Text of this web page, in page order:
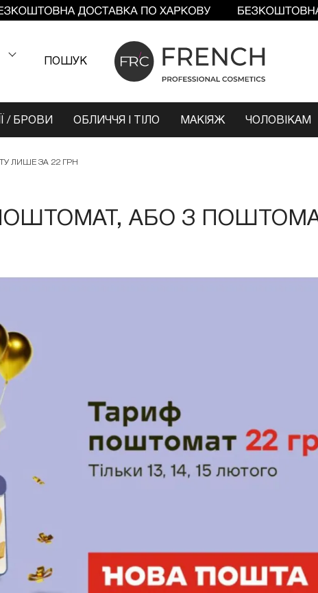
ПОШУК
/ БРОВИ ОБЛИЧЧЯ І ТІЛО МАКІЯЖ ЧОЛОВІКАМ
ЛИШЕ ЗА 22 ГРН
АБО З